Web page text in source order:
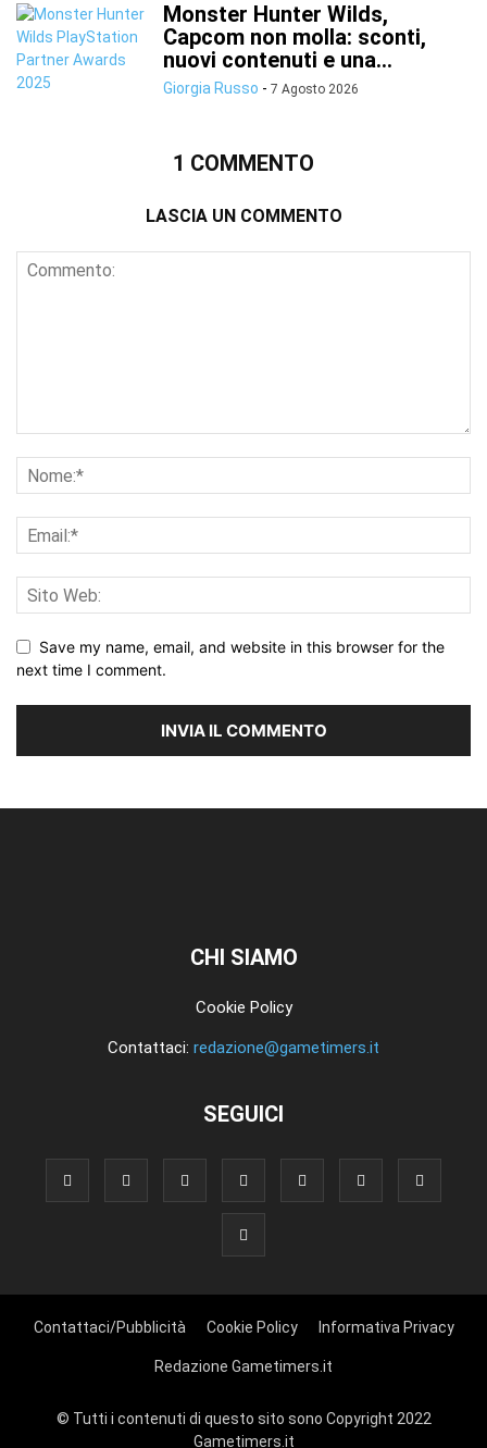
Monster Hunter Wilds,
Capcom non molla: sconti,
nuovi contenuti e una...
Giorgia Russo - 7 Agosto 2026
1 COMMENTO
LASCIA UN COMMENTO
Save my name, email, and website in this browser for the
next time I comment.
CHI SIAMO
Cookie Policy
Contattaci: redazione@gametimers.it
SEGUICI
Contattaci/Pubblicità Cookie Policy Informativa Privacy
Redazione Gametimers.it
© Tutti i contenuti di questo sito sono Copyright 2022
Gametimers.it